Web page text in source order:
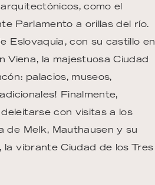
como el
Parlamento a orillas del río.
Eslovaquia, con su castillo en
Viena, la majestuosa Ciudad
palacios, museos,
Finalmente,
con visitas a los
de Melk, Mauthausen y su
la vibrante Ciudad de los Tres